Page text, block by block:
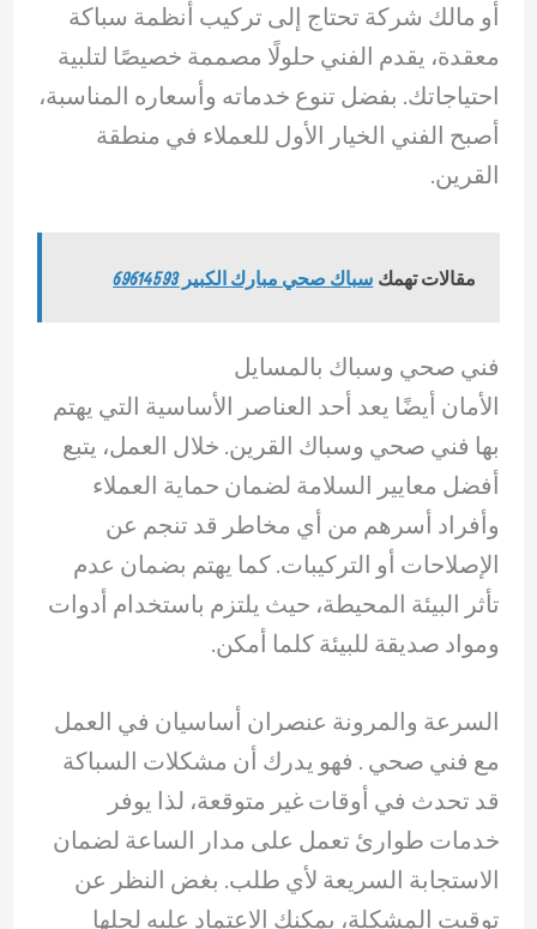
أو مالك شركة تحتاج إلى تركيب أنظمة سباكة
معقدة، يقدم الفني حلولًا مصممة خصيصًا لتلبية
احتياجاتك. بفضل تنوع خدماته وأسعاره المناسبة،
أصبح الفني الخيار الأول للعملاء في منطقة
القرين.
مقالات تهمك سباك صحي مبارك الكبير 69614593
فني صحي وسباك بالمسايل
الأمان أيضًا يعد أحد العناصر الأساسية التي يهتم
بها فني صحي وسباك القرين. خلال العمل، يتبع
أفضل معايير السلامة لضمان حماية العملاء
وأفراد أسرهم من أي مخاطر قد تنجم عن
الإصلاحات أو التركيبات. كما يهتم بضمان عدم
تأثر البيئة المحيطة، حيث يلتزم باستخدام أدوات
ومواد صديقة للبيئة كلما أمكن.
السرعة والمرونة عنصران أساسيان في العمل
مع فني صحي . فهو يدرك أن مشكلات السباكة
قد تحدث في أوقات غير متوقعة، لذا يوفر
خدمات طوارئ تعمل على مدار الساعة لضمان
الاستجابة السريعة لأي طلب. بغض النظر عن
توقيت المشكلة، يمكنك الاعتماد عليه لحلها